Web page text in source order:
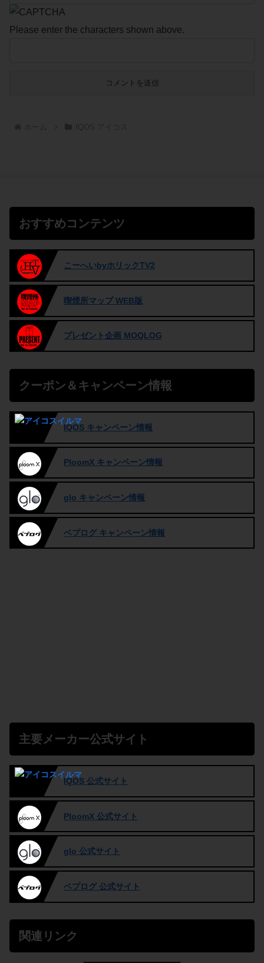
Please enter the characters shown above.
おすすめコンテンツ
こーへいbyホリックTV2
喫煙所マップ WEB版
プレゼント企画 MOQLOG
クーポン＆キャンペーン情報
IQOS キャンペーン情報
PloomX キャンペーン情報
glo キャンペーン情報
ベプログ キャンペーン情報
主要メーカー公式サイト
IQOS 公式サイト
PloomX 公式サイト
glo 公式サイト
ベプログ 公式サイト
関連リンク